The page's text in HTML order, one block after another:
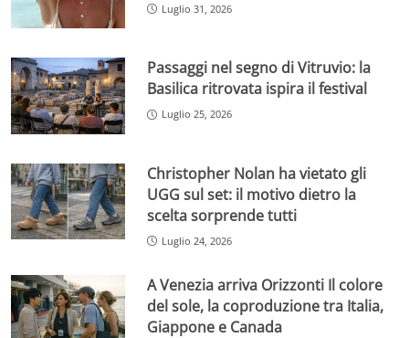
Luglio 31, 2026
Passaggi nel segno di Vitruvio: la
Basilica ritrovata ispira il festival
Luglio 25, 2026
Christopher Nolan ha vietato gli
UGG sul set: il motivo dietro la
scelta sorprende tutti
Luglio 24, 2026
A Venezia arriva Orizzonti Il colore
del sole, la coproduzione tra Italia,
Giappone e Canada